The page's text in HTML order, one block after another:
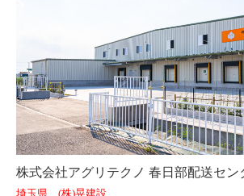
株式会社アグリテクノ 春日部配送セン
埼玉県 (株)晃建設